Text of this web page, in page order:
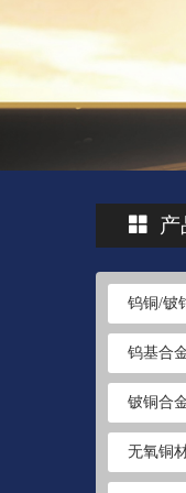
产
钨铜/铍
钨基合
铍铜合
无氧铜